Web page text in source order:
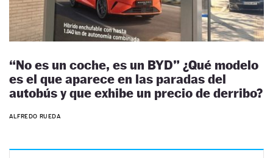
“No es un coche, es un BYD” ¿Qué modelo
es el que aparece en las paradas del
autobús y que exhibe un precio de derribo?
ALFREDO RUEDA